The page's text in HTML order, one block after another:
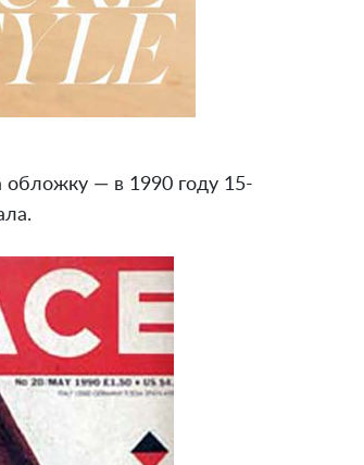
— в 1990 году 15-